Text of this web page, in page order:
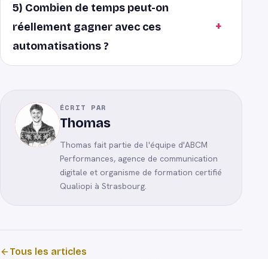
5) Combien de temps peut-on
réellement gagner avec ces
automatisations ?
ÉCRIT PAR
Thomas
Thomas fait partie de l'équipe d'ABCM
Performances, agence de communication
digitale et organisme de formation certifié
Qualiopi à Strasbourg.
Tous les articles